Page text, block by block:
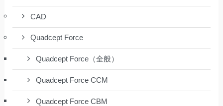
CAD
Quadcept Force
Quadcept Force（全般）
Quadcept Force CCM
Quadcept Force CBM